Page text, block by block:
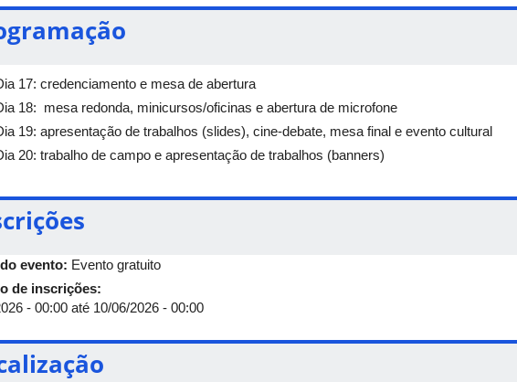
17: credenciamento e mesa de abertura
18: mesa redonda, minicursos/oficinas e abertura de microfone
19: apresentação de trabalhos (slides), cine-debate, mesa final e evento cultural
20: trabalho de campo e apresentação de trabalhos (banners)
evento: Evento gratuito
de inscrições:
- 00:00 até 10/06/2026 - 00:00